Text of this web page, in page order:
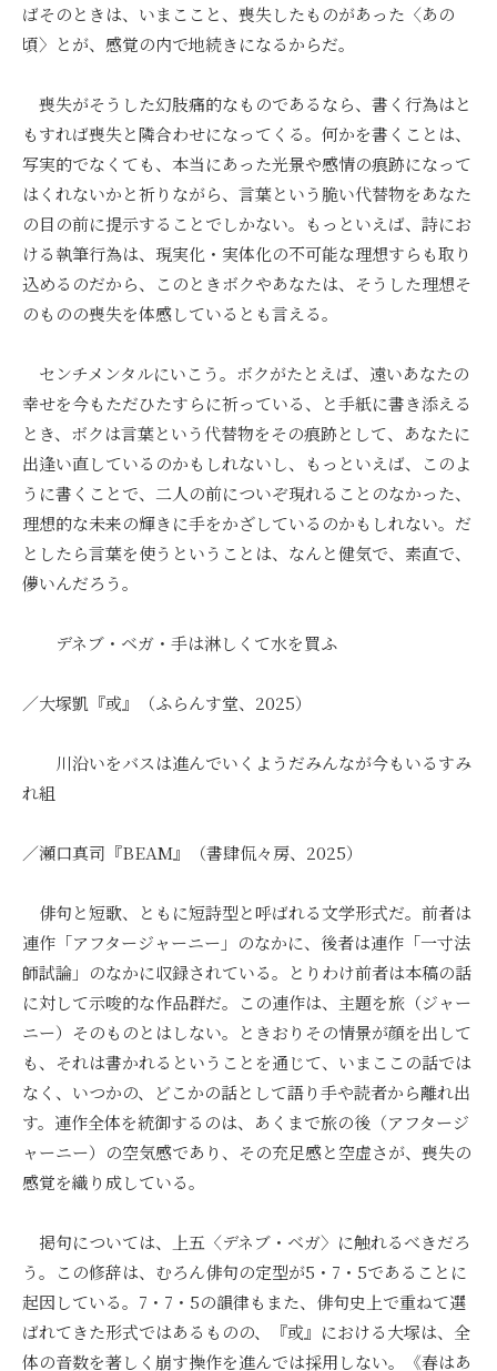
ばそのときは、いまここと、喪失したものがあった〈あの
頃〉とが、感覚の内で地続きになるからだ。
喪失がそうした幻肢痛的なものであるなら、書く行為はと
もすれば喪失と隣合わせになってくる。何かを書くことは、
写実的でなくても、本当にあった光景や感情の痕跡になって
はくれないかと祈りながら、言葉という脆い代替物をあなた
の目の前に提示することでしかない。もっといえば、詩にお
ける執筆行為は、現実化・実体化の不可能な理想すらも取り
込めるのだから、このときボクやあなたは、そうした理想そ
のものの喪失を体感しているとも言える。
センチメンタルにいこう。ボクがたとえば、遠いあなたの
幸せを今もただひたすらに祈っている、と手紙に書き添える
とき、ボクは言葉という代替物をその痕跡として、あなたに
出逢い直しているのかもしれないし、もっといえば、このよ
うに書くことで、二人の前についぞ現れることのなかった、
理想的な未来の輝きに手をかざしているのかもしれない。だ
としたら言葉を使うということは、なんと健気で、素直で、
儚いんだろう。
デネブ・ベガ・手は淋しくて水を買ふ
／大塚凱『或』（ふらんす堂、2025）
川沿いをバスは進んでいくようだみんなが今もいるすみ
れ組
／瀬口真司『BEAM』（書肆侃々房、2025）
俳句と短歌、ともに短詩型と呼ばれる文学形式だ。前者は
連作「アフタージャーニー」のなかに、後者は連作「一寸法
師試論」のなかに収録されている。とりわけ前者は本稿の話
に対して示唆的な作品群だ。この連作は、主題を旅（ジャー
ニー）そのものとはしない。ときおりその情景が顔を出して
も、それは書かれるということを通じて、いまここの話では
なく、いつかの、どこかの話として語り手や読者から離れ出
す。連作全体を統御するのは、あくまで旅の後（アフタージ
ャーニー）の空気感であり、その充足感と空虚さが、喪失の
感覚を織り成している。
掲句については、上五〈デネブ・ベガ〉に触れるべきだろ
う。この修辞は、むろん俳句の定型が5・7・5であることに
起因している。7・7・5の韻律もまた、俳句史上で重ねて選
ばれてきた形式ではあるものの、『或』における大塚は、全
体の音数を著しく崩す操作を進んでは採用しない。《春はあ